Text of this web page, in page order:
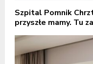
Szpital Pomnik
przyszłe mamy. Tu